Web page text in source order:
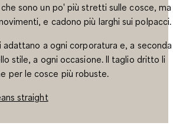
sono un po' più stretti sulle cosce, ma
e cadono più larghi sui polpacci.
a ogni corporatura e, a seconda
stile, a ogni occasione. Il taglio dritto li
per le cosce più robuste.
straight